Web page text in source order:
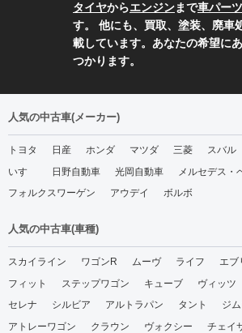
タイヤからエンジンまで車パーツ
す。 他にも、買取、塗装、廃車
載しています。あなたの希望に
つかります。
人気の中古車(メーカー)
トヨタ 日産 ホンダ マツダ 三菱 スバル
いすゞ
日野自動車 光岡自動車 メルセデス・
フォルクスワーゲン
アウデイ ボルボ
人気の中古車(車種)
スカイライン ワゴンR ムーヴ ライフ エブ
フィット
ステップワゴン キューブ ヴィッツ
セレナ
シルビア アルトラパン タント
ジ
アトレーワゴン
クラウン ヴォクシー チェイ